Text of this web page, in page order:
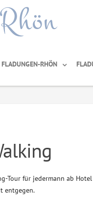
RHÖN
Tour für jedermann ab
entgegen.